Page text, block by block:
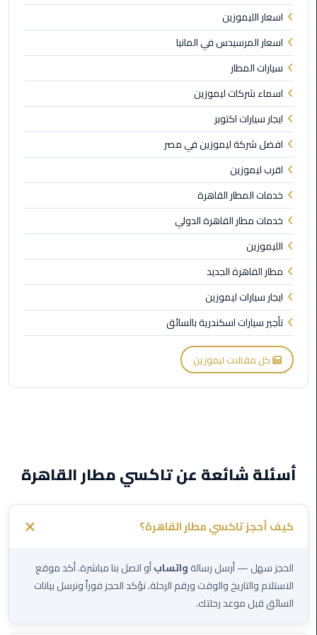
ليموزين
بورسعيد
ليموزين
الشرقية
ليموزين
بنها
ليموزين
العبور
ليموزين
6
اكتوبر
الخط
الساخن
ليموزين
العاصمة
ليموزين
مصر
VIP
ايجار
سيارات
في
اسعار الليموزين
اسعار المرسيدس في المانيا
سيارات المطار
اسماء شركات ليموزين
ايجار سيارات اكتوبر
افضل شركة ليموزين في مصر
اقرب ليموزين
خدمات المطار القاهرة
خدمات مطار القاهرة الدولي
الليموزين
مطار القاهرة الجديد
ايجار سيارات ليموزين
تأجير سيارات اسكندرية بالسائق
كل مقالات ليموزين
أسئلة شائعة عن تاكسي مطار القاهرة
كيف أحجز تاكسي مطار القاهرة؟
الحجز سهل — أرسل رسالةواتسابأو اتصل بنا مباشرة. أكد موقع
الاستلام والتاريخ والوقت ورقم الرحلة. نؤكد الحجز فوراً ونرسل بيانات
السائق قبل موعد رحلتك.